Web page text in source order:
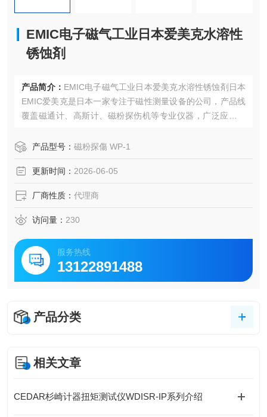
EMIC电子磁气工业日本爱美克水溶性
锈蚀剤
产品简介： EMIC电子磁气工业日本爱美克水溶性锈蚀剤日本
EMIC爱美克是日本一家专注于磁性测量设备的公司，产品线
覆盖磁通计、高斯计、磁粉探伤机等专业仪器，广泛应用于
质试验装置和服务，推动电器、汽车、航空等产业的技术发
产品型号： 磁粉探傷 WP-1
更新时间： 2026-06-05
厂商性质： 代理商
访问量： 230
服务热线
13122891488
产品分类
相关文章
CEDAR杉崎计器扭矩测试仪WDISR-IP系列介绍